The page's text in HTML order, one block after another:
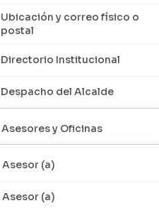
Ubicación y correo físico o
postal
Directorio Institucional
Despacho del Alcalde
Asesores y Oficinas
Asesor (a)
Asesor (a)